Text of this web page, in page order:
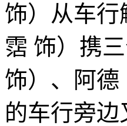
饰）从车
霑 饰）携
饰）、阿德
的车行旁